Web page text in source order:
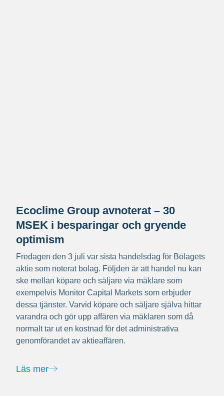
Ecoclime Group avnoterat – 30
MSEK i besparingar och gryende
optimism
Fredagen den 3 juli var sista handelsdag för Bolagets
aktie som noterat bolag. Följden är att handel nu kan
ske mellan köpare och säljare via mäklare som
exempelvis Monitor Capital Markets som erbjuder
dessa tjänster. Varvid köpare och säljare själva hittar
varandra och gör upp affären via mäklaren som då
normalt tar ut en kostnad för det administrativa
genomförandet av aktieaffären.
Läs mer